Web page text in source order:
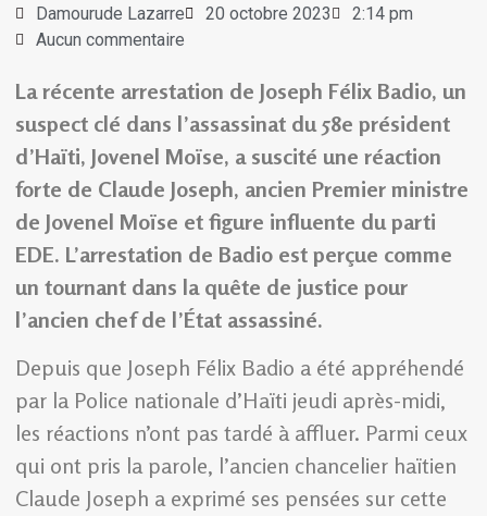
Damourude Lazarre 20 octobre 2023
2:14 pm
Aucun commentaire
La récente arrestation de Joseph Félix Badio, un
suspect clé dans l’assassinat du 58e président
d’Haïti, Jovenel Moïse, a suscité une réaction
forte de Claude Joseph, ancien Premier ministre
de Jovenel Moïse et figure influente du parti
EDE. L’arrestation de Badio est perçue comme
un tournant dans la quête de justice pour
l’ancien chef de l’État assassiné.
Depuis que Joseph Félix Badio a été appréhendé
par la Police nationale d’Haïti jeudi après-midi,
les réactions n’ont pas tardé à affluer. Parmi ceux
qui ont pris la parole, l’ancien chancelier haïtien
Claude Joseph a exprimé ses pensées sur cette